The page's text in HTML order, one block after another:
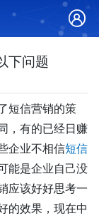
下问题
短信营销的策
，有的已经日赚
企业不相信短信
能是企业自己没
应该好好思考一
的效果，现在中